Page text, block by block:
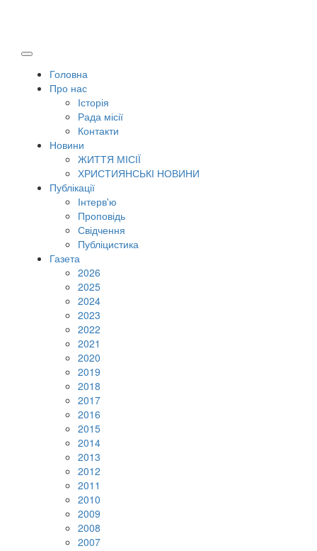
Головна
Про нас
Історія
Рада місії
Контакти
Новини
ЖИТТЯ МІСІЇ
ХРИСТИЯНСЬКІ НОВИНИ
Публікації
Інтерв'ю
Проповідь
Свідчення
Публіцистика
Газета
2026
2025
2024
2023
2022
2021
2020
2019
2018
2017
2016
2015
2014
2013
2012
2011
2010
2009
2008
2007